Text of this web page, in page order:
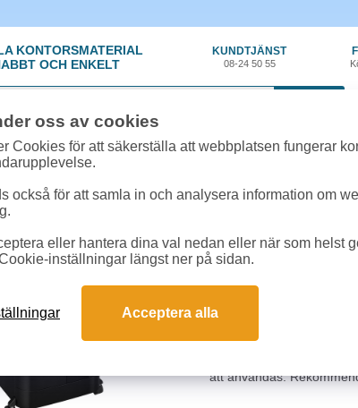
KONTORSMATERIAL
OCH ENKELT
KUNDTJÄNST
08-24 50 55
Tele» Dokumentförstörare»Dokumentförstörare Fellowes
Dokumentförstöraren
Den förvandlar alla
partiklar på 2 x 12 mm).
+10. Matningsbredd på
arkkapacitet på 14 ark.
Continuous duty
att användas.
oss av cookies
Cookies för att säkerställa att webbplatsen fungerar
också för att samla in och analysera information om
eller hantera dina val nedan eller när som helst
inställningar längst ner på sidan.
Acceptera alla